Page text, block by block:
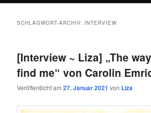
SCHLAGWORT-ARCHIV: INTERVIEW
[Interview ~ Liza] „The
find me“ von Carolin
Veröffentlicht am27. Januar 2021 von Liza